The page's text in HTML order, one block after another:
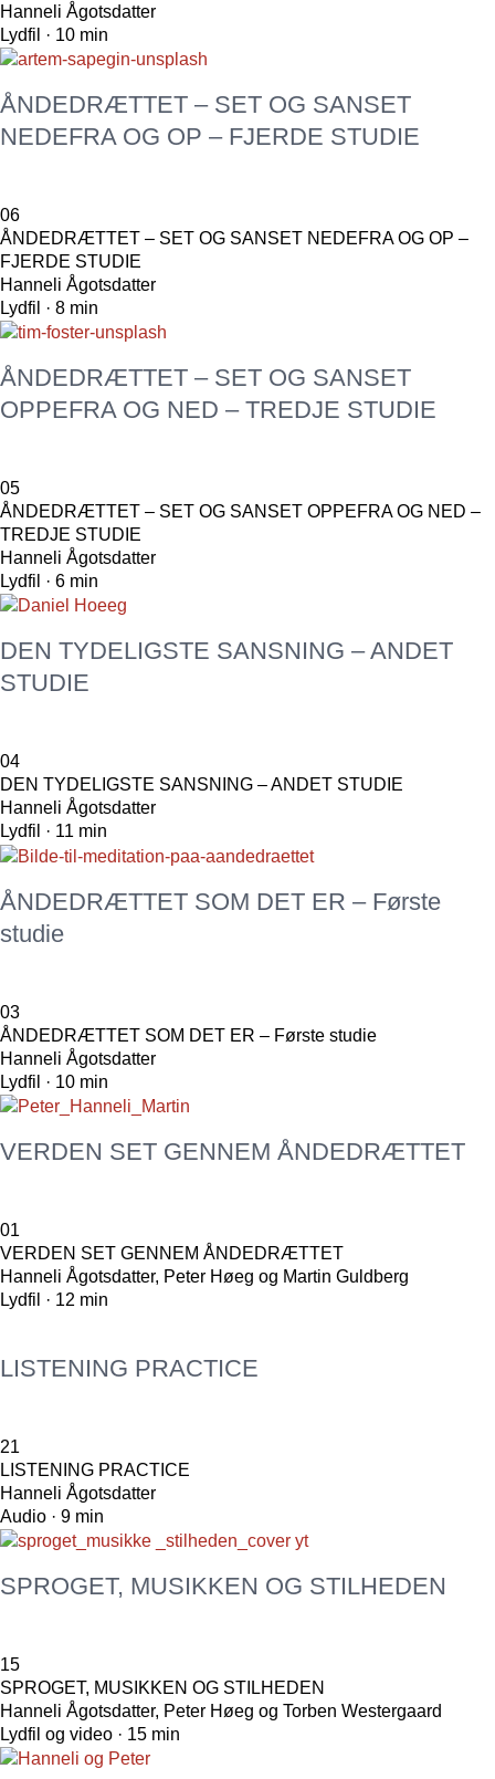
Hanneli Ågotsdatter
Lydfil · 10 min
ÅNDEDRÆTTET – SET OG SANSET
NEDEFRA OG OP – FJERDE STUDIE
06
ÅNDEDRÆTTET – SET OG SANSET NEDEFRA OG OP –
FJERDE STUDIE
Hanneli Ågotsdatter
Lydfil · 8 min
ÅNDEDRÆTTET – SET OG SANSET
OPPEFRA OG NED – TREDJE STUDIE
05
ÅNDEDRÆTTET – SET OG SANSET OPPEFRA OG NED –
TREDJE STUDIE
Hanneli Ågotsdatter
Lydfil · 6 min
DEN TYDELIGSTE SANSNING – ANDET
STUDIE
04
DEN TYDELIGSTE SANSNING – ANDET STUDIE
Hanneli Ågotsdatter
Lydfil · 11 min
ÅNDEDRÆTTET SOM DET ER – Første
studie
03
ÅNDEDRÆTTET SOM DET ER – Første studie
Hanneli Ågotsdatter
Lydfil · 10 min
VERDEN SET GENNEM ÅNDEDRÆTTET
01
VERDEN SET GENNEM ÅNDEDRÆTTET
Hanneli Ågotsdatter, Peter Høeg og Martin Guldberg
Lydfil · 12 min
LISTENING PRACTICE
21
LISTENING PRACTICE
Hanneli Ågotsdatter
Audio · 9 min
SPROGET, MUSIKKEN OG STILHEDEN
15
SPROGET, MUSIKKEN OG STILHEDEN
Hanneli Ågotsdatter, Peter Høeg og Torben Westergaard
Lydfil og video · 15 min